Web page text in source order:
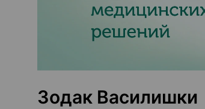
Зодак Василишки